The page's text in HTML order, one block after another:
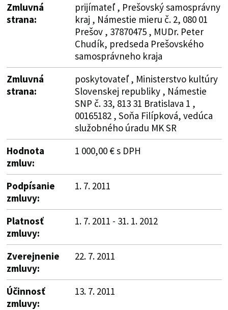
Zmluvná
strana:
prijímateľ , Prešovský samosprávny
kraj , Námestie mieru č. 2, 080 01
Prešov , 37870475 , MUDr. Peter
Chudík, predseda Prešovského
samosprávneho kraja
Zmluvná
strana:
poskytovateľ , Ministerstvo kultúry
Slovenskej republiky , Námestie
SNP č. 33, 813 31 Bratislava 1 ,
00165182 , Soňa Filípková, vedúca
služobného úradu MK SR
Hodnota
zmluv:
1 000,00 € s DPH
Podpísanie
zmluvy:
1. 7. 2011
Platnosť
zmluvy:
1. 7. 2011 - 31. 1. 2012
Zverejnenie
zmluvy:
22. 7. 2011
Účinnosť
zmluvy:
13. 7. 2011